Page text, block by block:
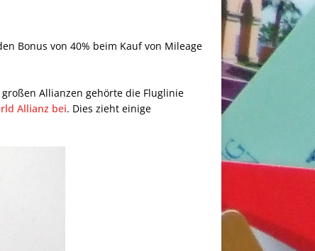
Bonus von 40% beim Kauf von Mileage
Allianzen gehörte die Fluglinie
Allianz bei. Dies zieht einige